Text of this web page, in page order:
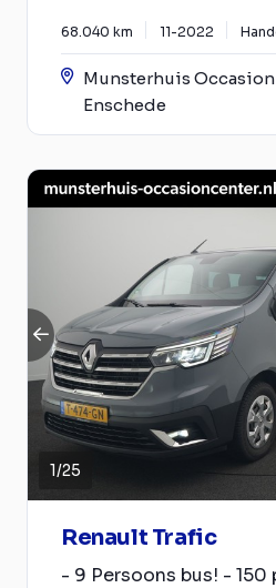
68.040 km 11-2022
Munsterhuis
Enschede
1/25
Renault Trafic
- 9 Persoons bus! - 150